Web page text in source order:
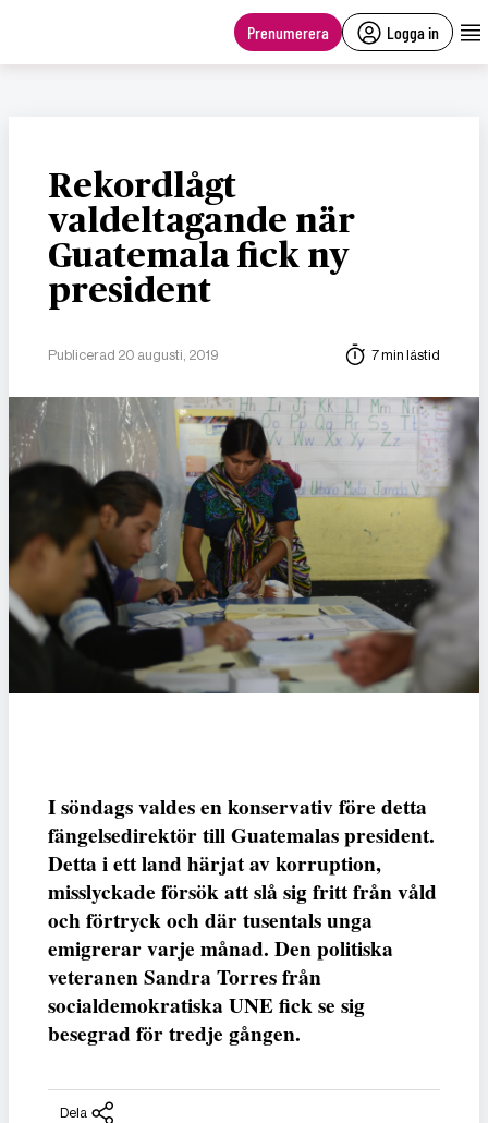
Prenumerera Logga in
Rekordlågt
valdeltagande när
Guatemala fick ny
president
Publicerad 20 augusti, 2019 7 min lästid
I söndags valdes en konservativ före detta
fängelsedirektör till Guatemalas president.
Detta i ett land härjat av korruption,
misslyckade försök att slå sig fritt från våld
och förtryck och där tusentals unga
emigrerar varje månad. Den politiska
veteranen Sandra Torres från
socialdemokratiska UNE fick se sig
besegrad för tredje gången.
Dela